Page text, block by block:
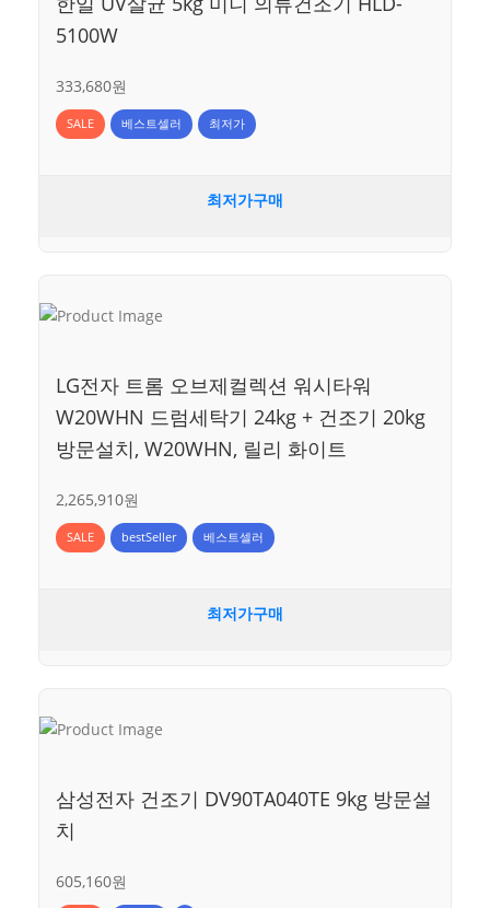
5100W
333,680원
SALE 베스트셀러 최저가
최저가구매
LG전자 트롬 오브제컬렉션 워시타워
W20WHN 드럼세탁기 24kg + 건조기 20kg
방문설치, W20WHN, 릴리 화이트
2,265,910원
SALE bestSeller 베스트셀러
최저가구매
삼성전자 건조기 DV90TA040TE 9kg 방문설
치
605,160원